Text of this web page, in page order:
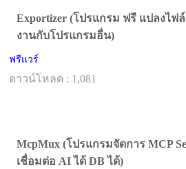
Exportizer (โปรแกรม ฟรี แปลงไฟล์
งานกับโปรแกรมอื่น)
ฟรีแวร์
ดาวน์โหลด : 1,081
McpMux (โปรแกรมจัดการ MCP
เชื่อมต่อ AI ได้ DB ได้)